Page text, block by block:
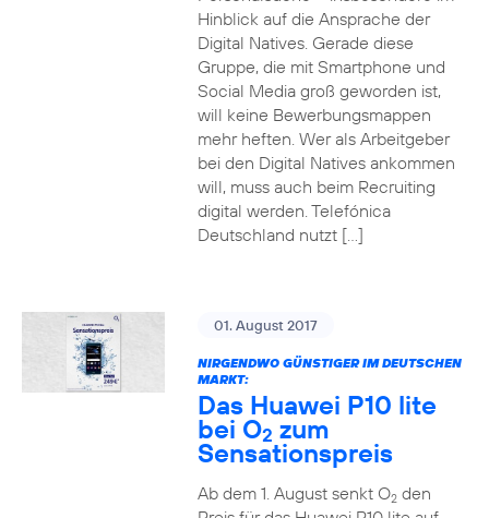
Hinblick auf die Ansprache der
Digital Natives. Gerade diese
Gruppe, die mit Smartphone und
Social Media groß geworden ist,
will keine Bewerbungsmappen
mehr heften. Wer als Arbeitgeber
bei den Digital Natives ankommen
will, muss auch beim Recruiting
digital werden. Telefónica
Deutschland nutzt […]
01. August 2017
NIRGENDWO GÜNSTIGER IM DEUTSCHEN
MARKT:
Das Huawei P10 lite
bei O2 zum
Sensationspreis
Ab dem 1. August senkt O2den